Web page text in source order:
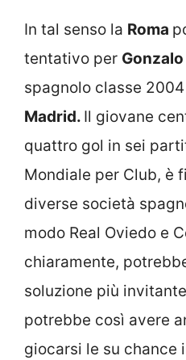
In tal senso la Roma
tentativo per
spagnolo classe
Madrid. Il giovane
quattro gol in sei
Mondiale per Club, è
diverse società
modo Real Oviedo e
chiaramente,
soluzione più
potrebbe così avere
giocarsi le su chance